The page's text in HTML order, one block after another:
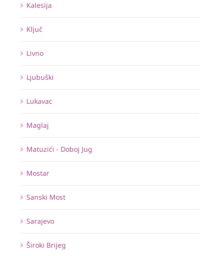
Kalesija
Ključ
Livno
Ljubuški
Lukavac
Maglaj
Matuzići - Doboj Jug
Mostar
Sanski Most
Sarajevo
Široki Brijeg